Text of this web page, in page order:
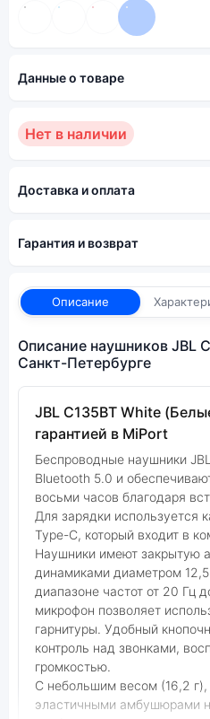
Данные о товаре
Нет в наличии
Доставка и оплата
Гарантия и возврат
Описание
Описание наушников JBL
Санкт-Петербурге
JBL C135BT White
гарантией в MiPort
Беспроводные наушники
Bluetooth 5.0 и
восьми часов благодаря
Для зарядки используется
Type-C, который входит в
Наушники имеют закрытую
динамиками диаметром
диапазоне частот от 20 Гц
микрофон позволяет
гарнитуры. Удобный
контроль над звонками,
громкостью.
С небольшим весом (16,2
эластичными амбушюрами